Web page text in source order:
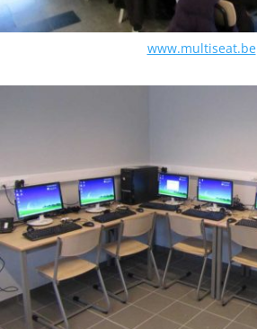
www.multiseat.be